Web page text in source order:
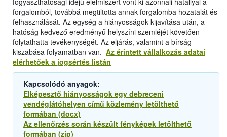
forgalomból, továbbá megtiltotta annak forgalomba hozatalát és
felhasználását. Az egység a hiányosságok kijavítása után, a
hatóság kedvező eredményű helyszíni szemléjét követően
folytathatta tevékenységét. Az eljárás, valamint a bírság
kiszabása folyamatban van. Az érintett vállalkozás adatai
elérhetőek a jogsértés listán
Kapcsolódó anyagok:
Elképesztő hiányosságok egy debreceni
vendéglátóhelyen című közlemény letölthető
formában (docx)
Az ellenőrzés során készült fényképek letölthető
formában (zip)